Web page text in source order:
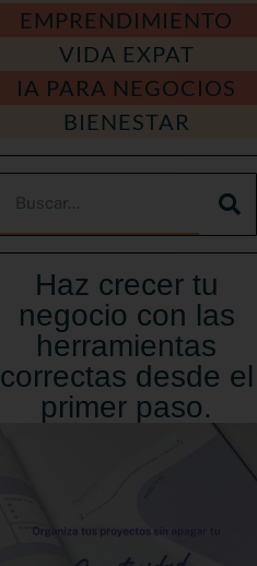
EMPRENDIMIENTO
VIDA EXPAT
IA PARA NEGOCIOS
BIENESTAR
Haz crecer tu
negocio con las
herramientas
correctas desde el
primer paso.